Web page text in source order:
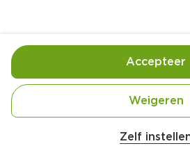
Handige informatie over dit
Andrélon Pro-Naturals Coco
veerkrachtige krullen
De shampoo reinigt mild en is
Zelf
Weigeren
Accepteer